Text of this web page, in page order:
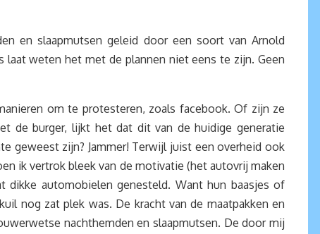
en slaapmutsen geleid door een soort van Arnold
weten het met de plannen niet eens te zijn. Geen
om te protesteren, zoals facebook. Of zijn ze
de burger, lijkt het dat dit van de huidige generatie
geweest zijn? Jammer! Terwijl juist een overheid ook
ik vertrok bleek van de motivatie (het autovrij maken
automobielen genesteld. Want hun baasjes of
nog zat plek was. De kracht van de maatpakken en
nachthemden en slaapmutsen. De door mij